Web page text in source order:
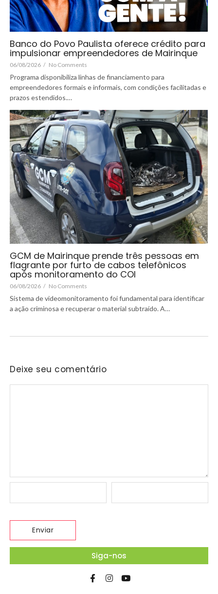
Banco do Povo Paulista oferece crédito para
impulsionar empreendedores de Mairinque
06/08/2026 / No Comments
Programa disponibiliza linhas de financiamento para
empreendedores formais e informais, com condições facilitadas e
prazos estendidos.…
GCM de Mairinque prende três pessoas em
flagrante por furto de cabos telefônicos
após monitoramento do COI
06/08/2026 / No Comments
Sistema de videomonitoramento foi fundamental para identificar
a ação criminosa e recuperar o material subtraído. A…
Deixe seu comentário
Siga-nos